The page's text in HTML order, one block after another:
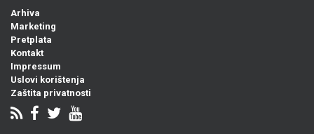
Arhiva
Marketing
Pretplata
Kontakt
Impressum
Uslovi korištenja
Zaštita privatnosti